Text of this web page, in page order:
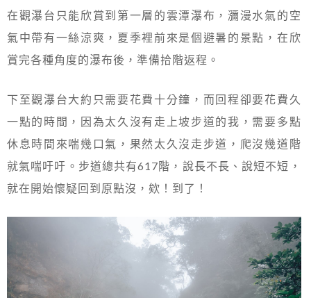
在觀瀑台只能欣賞到第一層的雲潭瀑布，瀰漫水氣的空
氣中帶有一絲涼爽，夏季裡前來是個避暑的景點，在欣
賞完各種角度的瀑布後，準備拾階返程。
下至觀瀑台大約只需要花費十分鐘，而回程卻要花費久
一點的時間，因為太久沒有走上坡步道的我，需要多點
休息時間來喘幾口氣，果然太久沒走步道，爬沒幾道階
就氣喘吁吁。步道總共有617階，說長不長、說短不短，
就在開始懷疑回到原點沒，欸！到了！